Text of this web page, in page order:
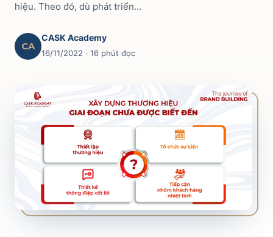
Phân tích dữ liệu Trade Marketing
Route To Market Strategy
Xây dựng hệ thống phân phối & đội sales
Modern Trade Key Account Management
Quản trị khách hàng trọng điểm kênh hiện đại
Design Winning Ecommerce Channel
Chiến lược kênh thương mại điện tử
LỊCH HỌC
Xem lịch khai giảng tất cả khóa học
hiệu. Theo đó, dù phát triển…
CA
CASK Academy
16/11/2022 · 16 phút đọc